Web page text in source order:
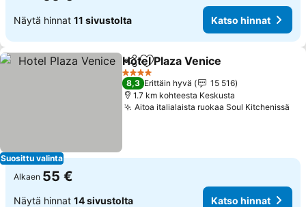
Näytä hinnat 11 sivustolta Katso hinnat
Suosittu valinta
Jaa Lisää suosikkeihin
Hotel Plaza Venice
4 Tähtiluokitus
8,3 Erittäin hyvä
15 516
1.7 km kohteesta Keskusta
Aitoa italialaista ruokaa Soul Kitchenissä
Alkaen 55 €
Näytä hinnat 14 sivustolta Katso hinnat